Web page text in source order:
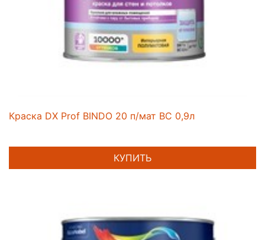
Краска DX Prof BINDO 20 п/мат BC 0,9л
КУПИТЬ